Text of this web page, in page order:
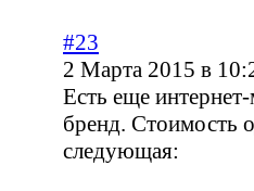
#23
2 Марта 2015 в
Есть еще
бренд. Стоимость
следующая: